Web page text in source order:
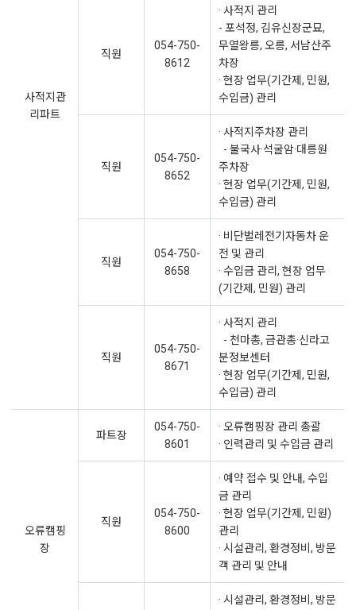
사적지관
리파트
직원
054-750-
8612
· 사적지 관리
- 포석정, 김유신장군묘,
무열왕릉, 오릉, 서남산주
차장
· 현장 업무(기간제, 민원,
수입금) 관리
직원
054-750-
8652
· 사적지주차장 관리
- 불국사·석굴암·대릉원
주차장
· 현장 업무(기간제, 민원,
수입금) 관리
직원
054-750-
8658
· 비단벌레전기자동차 운
전 및 관리
· 수입금 관리, 현장 업무
(기간제, 민원) 관리
직원
054-750-
8671
· 사적지 관리
- 천마총, 금관총·신라고
분정보센터
· 현장 업무(기간제, 민원,
수입금) 관리
오류캠핑
장
파트장
054-750-
8601
· 오류캠핑장 관리 총괄
· 인력관리 및 수입금 관리
직원
054-750-
8600
· 예약 접수 및 안내, 수입
금 관리
· 현장 업무(기간제, 민원)
관리
· 시설관리, 환경정비, 방문
객 관리 및 안내
· 시설관리, 환경정비, 방문